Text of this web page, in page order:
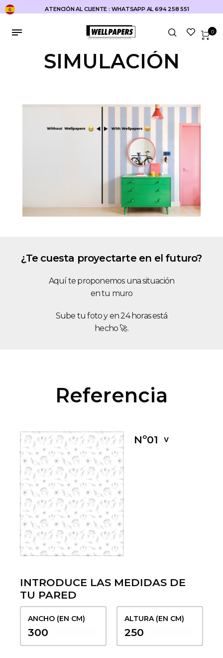
ATENCIÓN AL CLIENTE : WHATSAPP AL 694 258 551
0
SIMULACIÓN
¿Te cuesta proyectarte en el futuro?
Aquí te proponemos una situación
en tu muro
Sube tu foto y en 24 horas está
hecho 🚀.
Referencia
Nº01
INTRODUCE LAS MEDIDAS DE
TU PARED
ANCHO (EN CM) ALTURA (EN CM)